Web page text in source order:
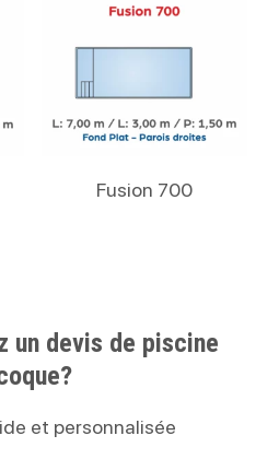
Fusion 700
un devis de piscine
et personnalisée